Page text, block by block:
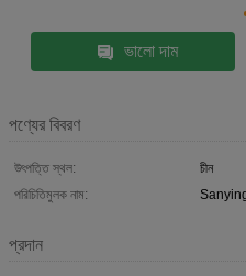
ভালো দাম
পণ্যের বিবরণ
উৎপত্তি স্থল:
চীন
পরিচিতিমুলক নাম:
প্রদান